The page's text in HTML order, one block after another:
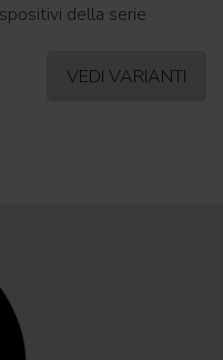
della serie
VEDI VARIANTI